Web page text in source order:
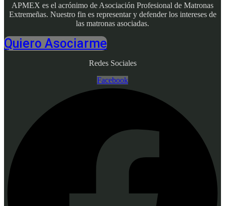
APMEX es el acrónimo de Asociación Profesional de Matronas
Extremeñas. Nuestro fin es representar y defender los intereses de
las matronas asociadas.
Quiero Asociarme
Redes Sociales
Facebook